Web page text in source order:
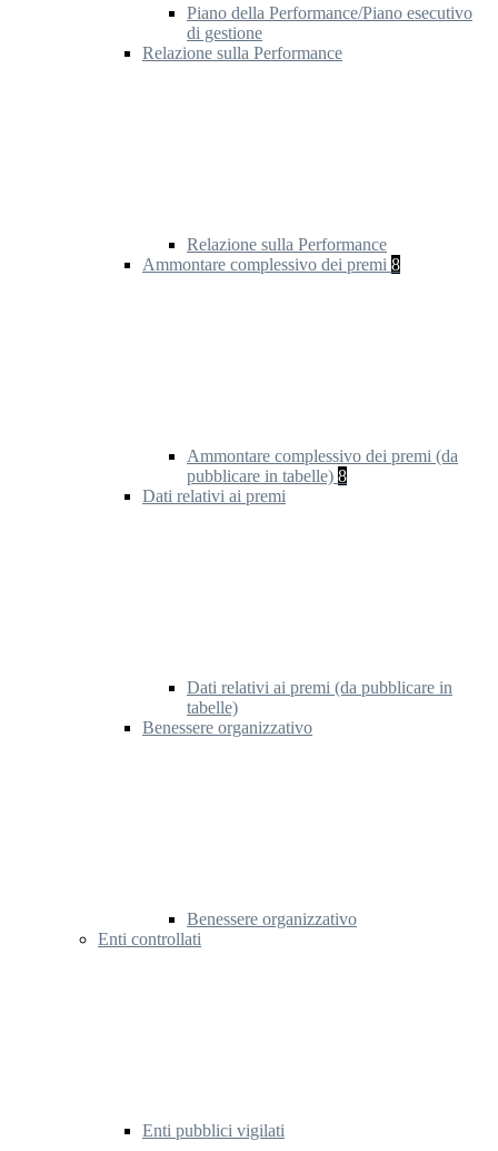
Piano della Performance/Piano esecutivo
di gestione
Relazione sulla Performance
Relazione sulla Performance
Ammontare complessivo dei premi 8
Ammontare complessivo dei premi (da
pubblicare in tabelle) 8
Dati relativi ai premi
Dati relativi ai premi (da pubblicare in
tabelle)
Benessere organizzativo
Benessere organizzativo
Enti controllati
Enti pubblici vigilati